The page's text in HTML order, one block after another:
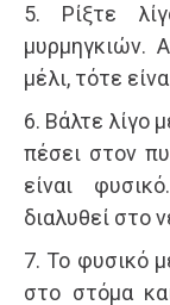
5. Ρίξτε
μυρμηγκιών.
μέλι, τότε
6. Βάλτε λίγο
πέσει στον
είναι
διαλυθεί στο
7. Το φυσικό
στο στόμα